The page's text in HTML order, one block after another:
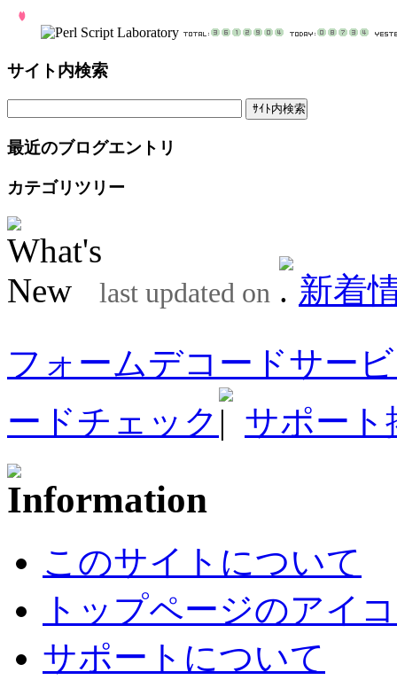
サイト内検索
最近のブログエントリ
カテゴリツリー
last updated on
新着
フォームデコードサー
ードチェック
サポート
このサイトについて
トップページのアイ
サポートについて